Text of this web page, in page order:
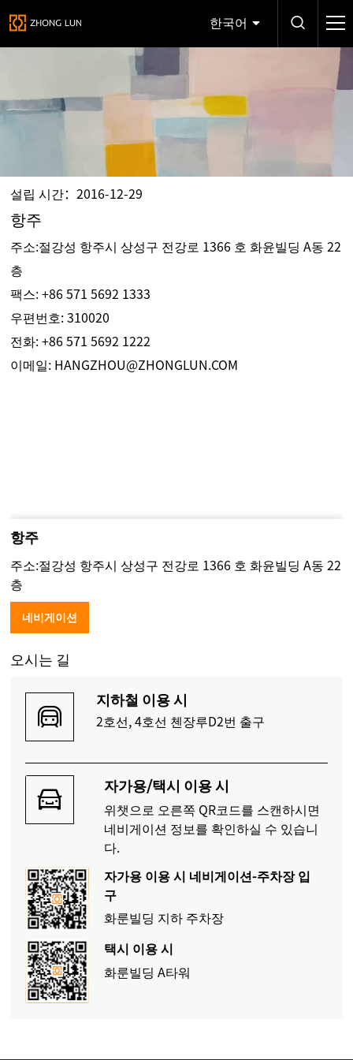
한국어
설립 시간：2016-12-29
항주
주소:절강성 항주시 상성구 전강로 1366 호 화윤빌딩 A동 22
층
팩스: +86 571 5692 1333
우편번호: 310020
전화:+86 571 5692 1222
이메일: HANGZHOU@ZHONGLUN.COM
항주
주소:절강성 항주시 상성구 전강로 1366 호 화윤빌딩 A동 22
층
네비게이션
오시는 길
지하철 이용 시
2호선, 4호선 첸장루D2번 출구
자가용/택시 이용 시
위챗으로 오른쪽 QR코드를 스캔하시면
네비게이션 정보를 확인하실 수 있습니
다.
자가용 이용 시 네비게이션-주차장 입
구
화룬빌딩 지하 주차장
택시 이용 시
화룬빌딩 A타워